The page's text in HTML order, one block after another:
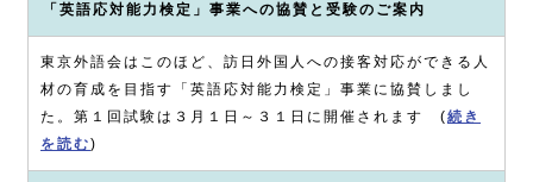
「英語応対能力検定」事業への協賛と受験のご案内
東京外語会はこのほど、訪日外国人への接客対応ができる人
材の育成を目指す「英語応対能力検定」事業に協賛しまし
た。第１回試験は３月１日～３１日に開催されます (続き
を読む)